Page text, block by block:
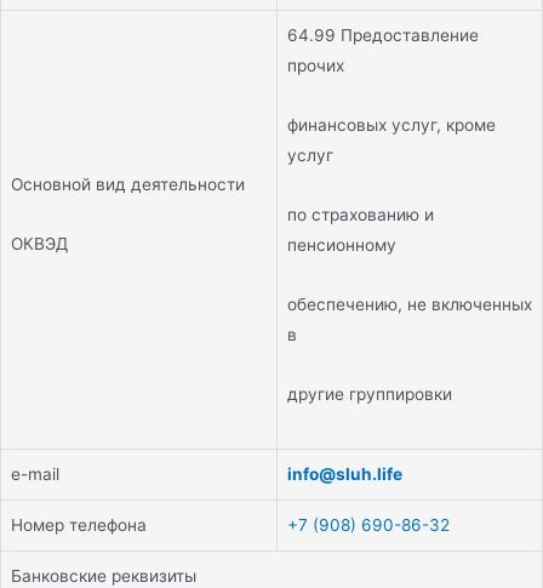
Основной вид деятельности
ОКВЭД
64.99 Предоставление
прочих
финансовых услуг, кроме
услуг
по страхованию и
пенсионному
обеспечению, не включенных
в
другие группировки
e-mail info@sluh.life
Номер телефона +7 (908) 690-86-32
Банковские реквизиты